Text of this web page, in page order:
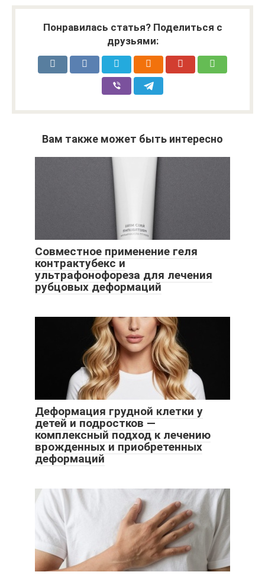
Понравилась статья? Поделиться с
друзьями:
Вам также может быть интересно
Совместное применение геля
контрактубекс и
ультрафонофореза для лечения
рубцовых деформаций
Деформация грудной клетки у
детей и подростков —
комплексный подход к лечению
врожденных и приобретенных
деформаций